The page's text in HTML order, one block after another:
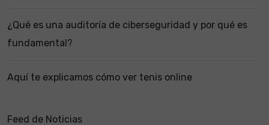
¿Qué es una auditoría de ciberseguridad y por qué es
fundamental?
Aquí te explicamos cómo ver tenis online
Feed de Noticias